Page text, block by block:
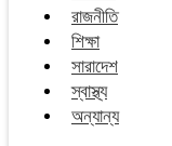
রাজনীতি
শিক্ষা
সারাদেশ
স্বাস্থ্য
অন্যান্য